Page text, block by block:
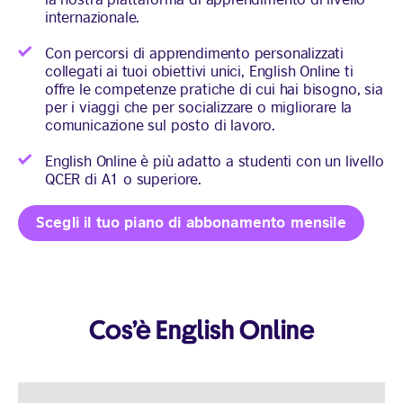
internazionale.
Con percorsi di apprendimento personalizzati
collegati ai tuoi obiettivi unici, English Online ti
offre le competenze pratiche di cui hai bisogno, sia
per i viaggi che per socializzare o migliorare la
comunicazione sul posto di lavoro.
English Online è più adatto a studenti con un livello
QCER di A1 o superiore.
Scegli il tuo piano di abbonamento mensile
Cos’è English Online